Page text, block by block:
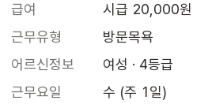
급여
시급 20,000원
근무유형
방문목욕
어르신정보
여성 · 4등급
근무요일
수 (주 1일)